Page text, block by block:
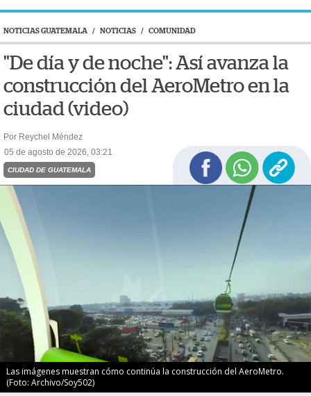
NOTICIAS GUATEMALA / NOTICIAS / COMUNIDAD
"De día y de noche": Así avanza la
construcción del AeroMetro en la
ciudad (video)
Por Reychel Méndez
05 de agosto de 2026, 03:21
CIUDAD DE GUATEMALA
Las imágenes muestran cómo continúa la construcción del AeroMetro.
(Foto: Archivo/Soy502)